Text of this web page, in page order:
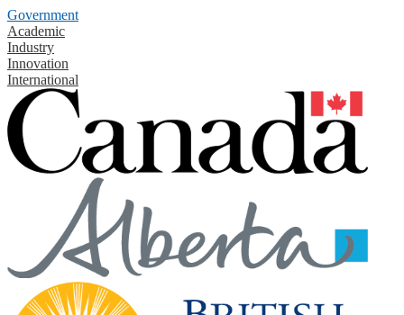
Government
Academic
Industry
Innovation
International